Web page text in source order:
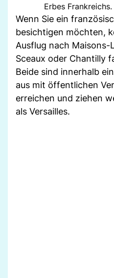
Erbes
Wenn Sie ein
besichtigen möchten,
Ausflug nach
Sceaux oder Chantilly
Beide sind innerhalb
aus mit öffentlichen
erreichen und ziehen
als Versailles.